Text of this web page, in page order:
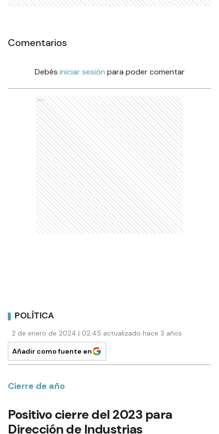
Comentarios
Debés iniciar sesión para poder comentar
Ads
POLÍTICA
2 de enero de 2024 | 02:45 actualizado hace 3 años
Añadir como fuente en
Cierre de año
Positivo cierre del 2023 para
Dirección de Industrias